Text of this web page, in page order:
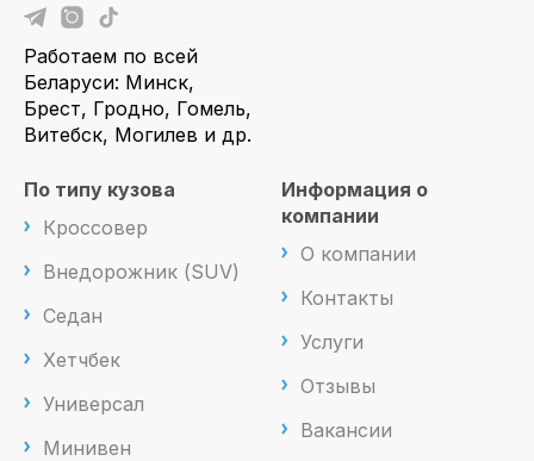
Работаем по всей
Беларуси: Минск,
Брест, Гродно, Гомель,
Витебск, Могилев и др.
По типу кузова
Кроссовер
Внедорожник (SUV)
Седан
Хетчбек
Универсал
Минивен
Информация о
компании
О компании
Контакты
Услуги
Отзывы
Вакансии